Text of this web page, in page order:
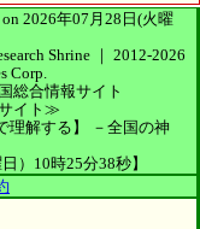
on 2026年07月28日(火曜
Shrine ｜ 2012-2026
Corp.
総合情報サイト
イト≫
理解する】
－全国の神
）10時25分38秒】